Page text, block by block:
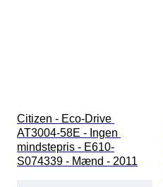
Citizen - Eco-Drive
AT3004-58E - Ingen
mindstepris - E610-
S074339 - Mænd - 2011